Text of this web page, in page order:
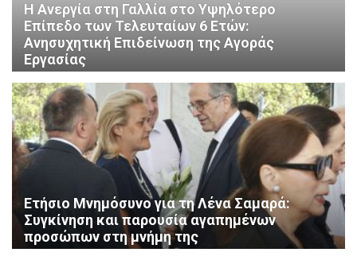
Η Ανεργία στη Γαλλία στο Υψηλότερο
Επίπεδο των Τελευταίων 6 Ετών:
Ανησυχητική Επιδείνωση της Αγοράς
Εργασίας
Ετήσιο Μνημόσυνο για τη Λένα Σαμαρά:
Συγκίνηση και παρουσία αγαπημένων
προσώπων στη μνήμη της